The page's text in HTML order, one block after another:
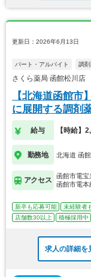
更新日：2026年6月13日
パート・アルバイト 調
さくら薬局 函館松川店
【北海道函館
に展開する調剤
給与 【時給】
勤務地 北海道 函
アクセス
函館市電宝
函館市電本
新卒も応募可能 未経験者
店舗数30以上
積極採用中
求人の詳細を